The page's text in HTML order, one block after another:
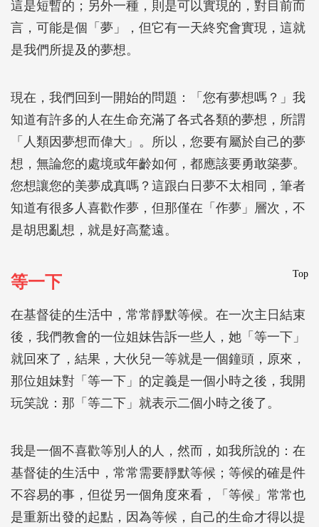
這是短暫的；另外一種，則是可以實現的，對目前而
言，可能是個「夢」，但它有一天終究會實現，這就
是我們所提及的夢想。
現在，我們回到一開始的問題：「您有夢想嗎？」我
知道有許多的人在生命充滿了各式各類的夢想，所謂
「人類因夢想而偉大」。所以，您要有屬於自己的夢
想，無論您的處境或年齡如何，都應該要勇敢築夢。
您想讓您的美夢成真嗎？這跟白日夢不太相同，筆者
知道有很多人喜歡作夢，但那僅在「作夢」層次，不
是胡思亂想，就是好高騖遠。
Top
等一下
在基督徒的生活中，常常靜默等候。在一次主日結束
後，我們教會的一位姐妹告訴一些人，她「等一下」
就回來了，結果，大伙兒一等就是一個鐘頭，原來，
那位姐妹對「等一下」的定義是一個小時之後，我開
玩笑說：那「等二下」就表示二個小時之後了。
我是一個不喜歡等別人的人，然而，如我所說的：在
基督徒的生活中，常常需要靜默等候；等候的確是件
不容易的事，但從另一個角度來看，「等候」常常也
是重新出發的起點，因為等候，自己的生命才得以提